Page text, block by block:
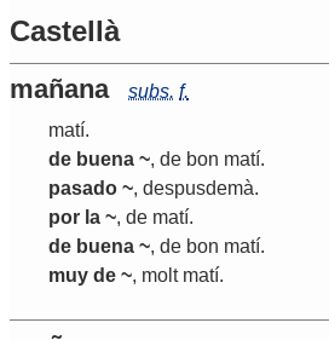
Castellà
mañana subs. f.
matí.
de buena ~, de bon matí.
pasado ~, despusdemà.
por la ~, de matí.
de buena ~, de bon matí.
muy de ~, molt matí.